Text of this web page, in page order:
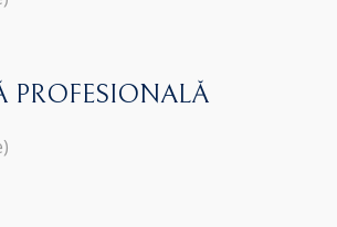
PROFESIONALĂ